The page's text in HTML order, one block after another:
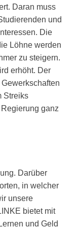
Daran muss
und
Die
Löhne werden
zu steigern.
erhöht. Der
Streiks
ganz
Darüber
in welcher
unsere
bietet mit
und Geld